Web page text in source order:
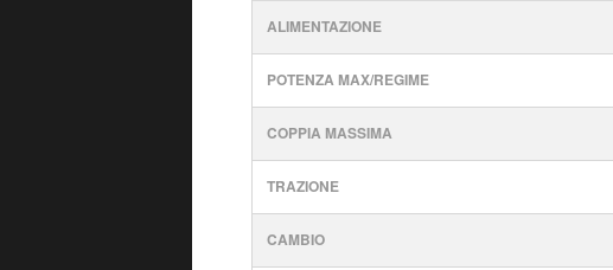
ALIMENTAZIONE
POTENZA MAX/REGIME
COPPIA MASSIMA
TRAZIONE
CAMBIO